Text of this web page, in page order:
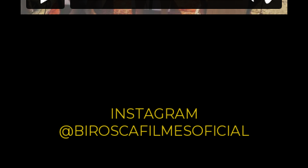
INSTAGRAM
@BIROSCAFILMESOFICIAL